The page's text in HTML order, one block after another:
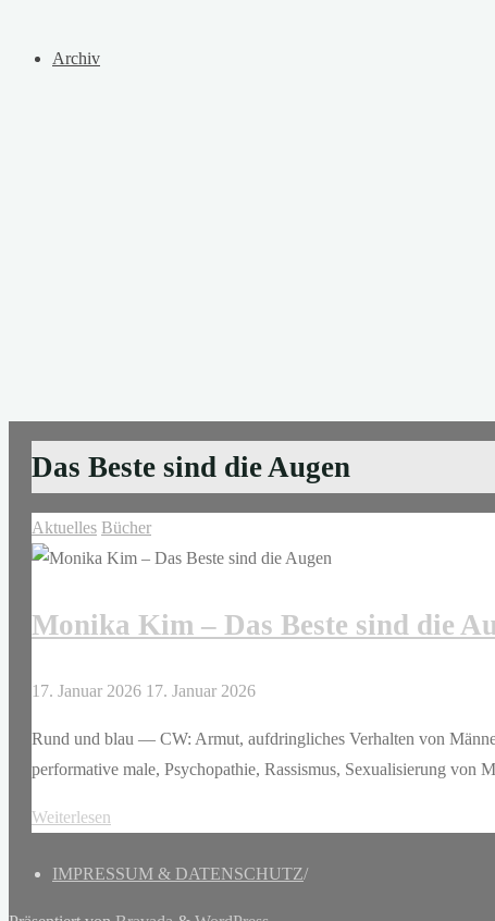
Archiv
Das Beste sind die Augen
Aktuelles Bücher
Monika Kim – Das Beste sind die
17. Januar 2026 17. Januar 2026
Rund und blau — CW: Armut, aufdringliches Verhalten von
performative male, Psychopathie, Rassismus, Sexualisierung
Weiterlesen
–
IMPRESSUM & DATENSCHUTZ/